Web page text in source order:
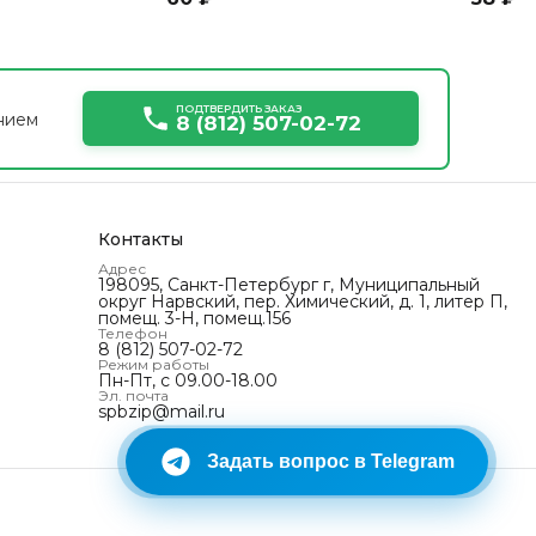
ПОДТВЕРДИТЬ ЗАКАЗ
8 (812) 507-02-72
Задать вопрос в Telegram
Контакты
Адрес
198095, Санкт-Петербург г, Муниципальный
округ Нарвский‚ пер. Химический, д. 1, литер П,
помещ. 3-Н, помещ.156
Телефон
8 (812) 507-02-72
Режим работы
Пн-Пт, с 09.00-18.00
Эл. почта
spbzip@mail.ru